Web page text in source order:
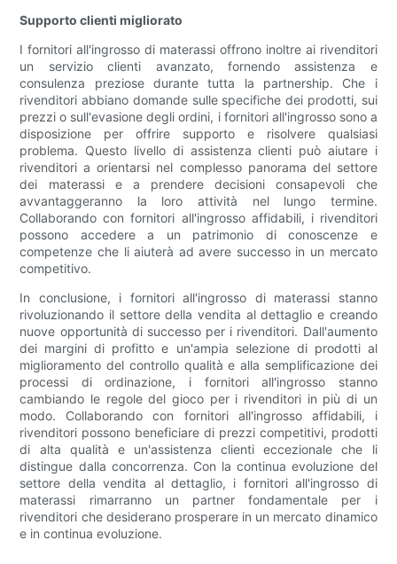
Supporto clienti migliorato
I fornitori all'ingrosso di materassi offrono inoltre ai rivenditori
un servizio clienti avanzato, fornendo assistenza e
consulenza preziose durante tutta la partnership. Che i
rivenditori abbiano domande sulle specifiche dei prodotti, sui
prezzi o sull'evasione degli ordini, i fornitori all'ingrosso sono a
disposizione per offrire supporto e risolvere qualsiasi
problema. Questo livello di assistenza clienti può aiutare i
rivenditori a orientarsi nel complesso panorama del settore
dei materassi e a prendere decisioni consapevoli che
avvantaggeranno la loro attività nel lungo termine.
Collaborando con fornitori all'ingrosso affidabili, i rivenditori
possono accedere a un patrimonio di conoscenze e
competenze che li aiuterà ad avere successo in un mercato
competitivo.
In conclusione, i fornitori all'ingrosso di materassi stanno
rivoluzionando il settore della vendita al dettaglio e creando
nuove opportunità di successo per i rivenditori. Dall'aumento
dei margini di profitto e un'ampia selezione di prodotti al
miglioramento del controllo qualità e alla semplificazione dei
processi di ordinazione, i fornitori all'ingrosso stanno
cambiando le regole del gioco per i rivenditori in più di un
modo. Collaborando con fornitori all'ingrosso affidabili, i
rivenditori possono beneficiare di prezzi competitivi, prodotti
di alta qualità e un'assistenza clienti eccezionale che li
distingue dalla concorrenza. Con la continua evoluzione del
settore della vendita al dettaglio, i fornitori all'ingrosso di
materassi rimarranno un partner fondamentale per i
rivenditori che desiderano prosperare in un mercato dinamico
e in continua evoluzione.